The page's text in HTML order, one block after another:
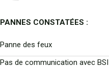
PANNES CONSTATÉES :
Panne des feux
Pas de communication avec BSI